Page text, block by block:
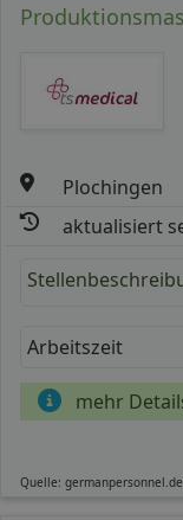
Plochingen
aktualisiert
Arbeitszeit
mehr
Quelle: germanpersonnel.de